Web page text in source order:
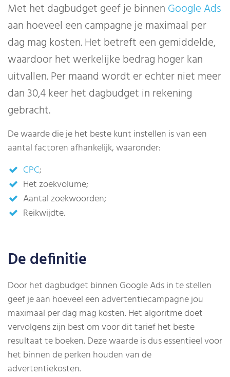
Met het dagbudget geef je binnen Google Ads
aan hoeveel een campagne je maximaal per
dag mag kosten. Het betreft een gemiddelde,
waardoor het werkelijke bedrag hoger kan
uitvallen. Per maand wordt er echter niet meer
dan 30,4 keer het dagbudget in rekening
gebracht.
De waarde die je het beste kunt instellen is van een
aantal factoren afhankelijk, waaronder:
CPC;
Het zoekvolume;
Aantal zoekwoorden;
Reikwijdte.
De definitie
Door het dagbudget binnen Google Ads in te stellen
geef je aan hoeveel een advertentiecampagne jou
maximaal per dag mag kosten. Het algoritme doet
vervolgens zijn best om voor dit tarief het beste
resultaat te boeken. Deze waarde is dus essentieel voor
het binnen de perken houden van de
advertentiekosten.